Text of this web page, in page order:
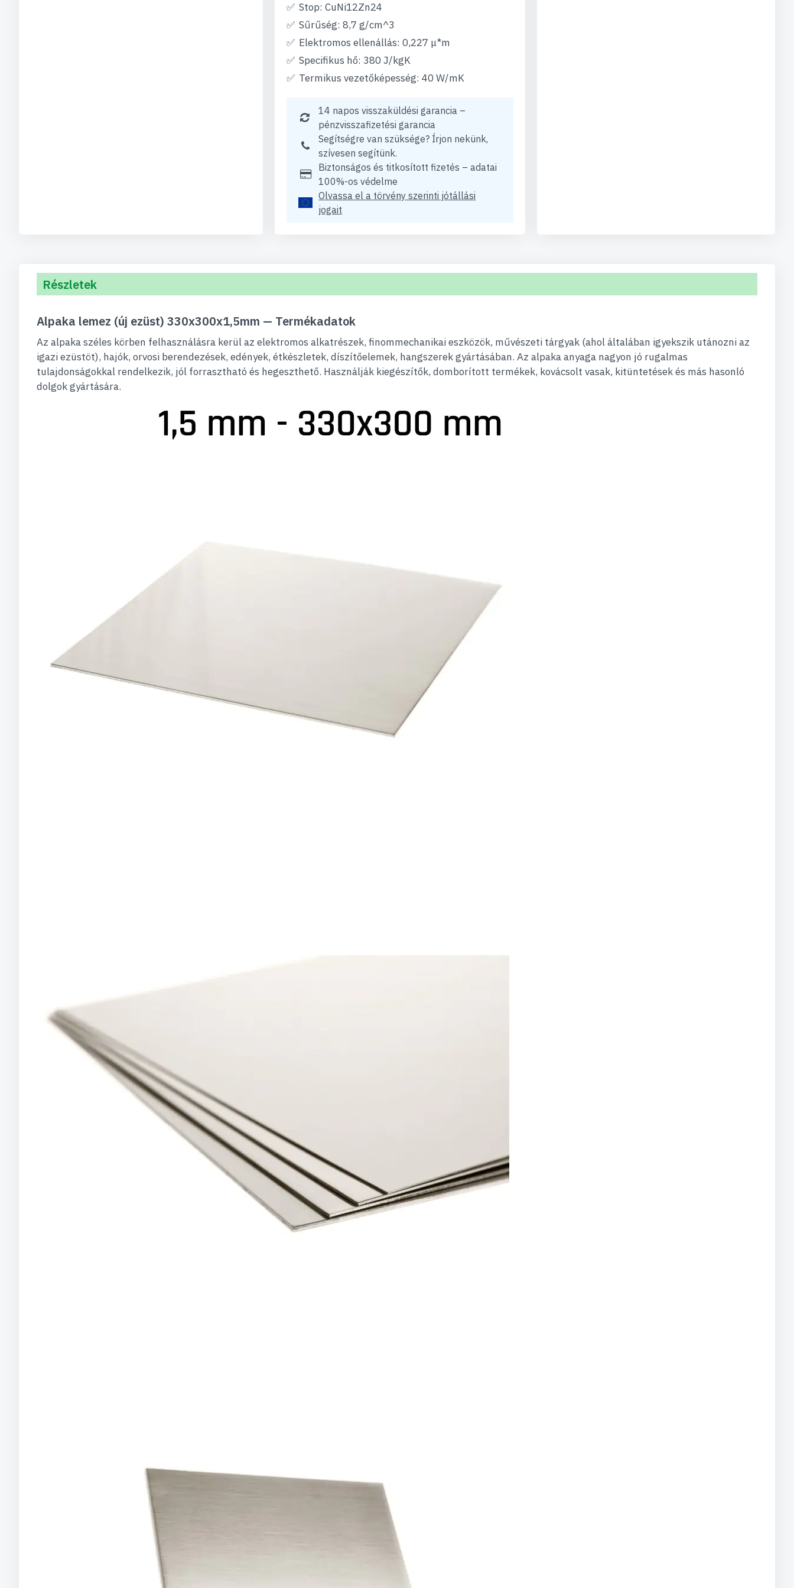
Stop: CuNi12Zn24
Sűrűség: 8,7 g/cm^3
Elektromos ellenállás: 0,227 μ*m
Specifikus hő: 380 J/kgK
Termikus vezetőképesség: 40 W/mK
14 napos visszaküldési garancia –
pénzvisszafizetési garancia
Segítségre van szüksége? Írjon nekünk,
szívesen segítünk.
Biztonságos és titkosított fizetés – adatai
100%-os védelme
Olvassa el a törvény szerinti jótállási
jogait
Részletek
Alpaka lemez (új ezüst) 330x300x1,5mm — Termékadatok
Az alpaka széles körben felhasználásra kerül az elektromos alkatrészek, finommechanikai eszközök, művészeti tárgyak (ahol általában igyekszik utánozni az
igazi ezüstöt), hajók, orvosi berendezések, edények, étkészletek, díszítőelemek, hangszerek gyártásában. Az alpaka anyaga nagyon jó rugalmas
tulajdonságokkal rendelkezik, jól forrasztható és hegeszthető. Használják kiegészítők, domborított termékek, kovácsolt vasak, kitüntetések és más hasonló
dolgok gyártására.